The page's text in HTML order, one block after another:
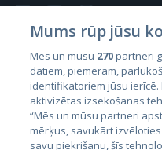
Valstis
Igaunija
Latvija
Mums rūp jūsu
Mēs un mūsu 270partneri
datiem, piemēram,
identifikatoriem jūsu ierīcē.
aktivizētas izsekošanas
“Mēs un mūsu partneri
mērķus, savukārt
savu piekrišanu, šīs